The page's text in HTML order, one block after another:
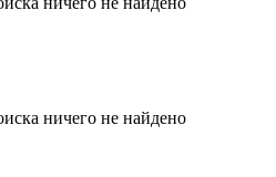
ничего не найдено